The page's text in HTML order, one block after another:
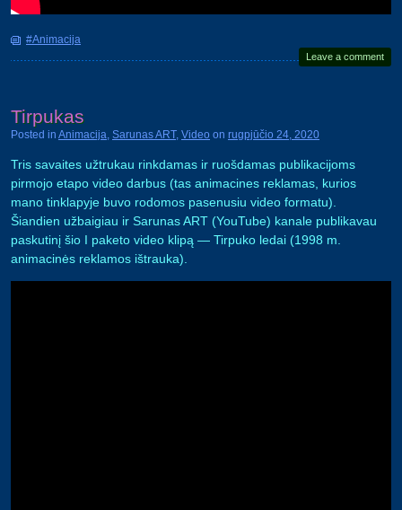
#Animacija
Leave a comment
Tirpukas
Posted in Animacija, Sarunas ART, Video on rugpjūčio 24, 2020
Tris savaites užtrukau rinkdamas ir ruošdamas publikacijoms
pirmojo etapo video darbus (tas animacines reklamas, kurios
mano tinklapyje buvo rodomos pasenusiu video formatu).
Šiandien užbaigiau ir Sarunas ART (YouTube) kanale publikavau
paskutinį šio I paketo video klipą — Tirpuko ledai (1998 m.
animacinės reklamos ištrauka).